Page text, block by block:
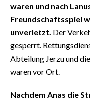
waren und nach
Freundschaftsspiel
unverletzt. Der
gesperrt.
Abteilung Jerzu und
waren vor Ort.
Nachdem Anas die